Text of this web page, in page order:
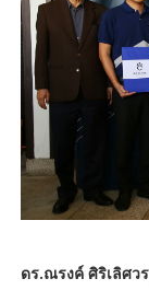
ดร.ณรงค์ ศิริเลิศว